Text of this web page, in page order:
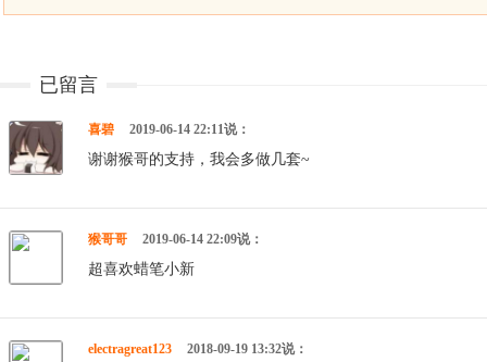
已留言
喜碧 2019-06-14 22:11说：
谢谢猴哥的支持，我会多做几套~
猴哥哥 2019-06-14 22:09说：
超喜欢蜡笔小新
electragreat123 2018-09-19 13:32说：